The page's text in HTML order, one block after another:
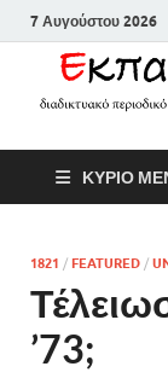
7 Αυγούστου 2026
ΚΥΡΙΟ
1821 / FEATURED /
’73;